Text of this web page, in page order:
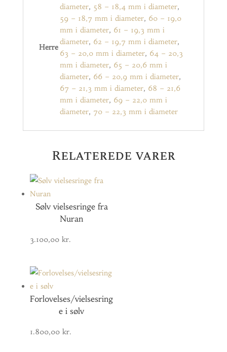
Herre
diameter, 58 – 18,4 mm i diameter,
59 – 18,7 mm i diameter, 60 – 19,0
mm i diameter, 61 – 19,3 mm i
diameter, 62 – 19,7 mm i diameter,
63 – 20,0 mm i diameter, 64 – 20,3
mm i diameter, 65 – 20,6 mm i
diameter, 66 – 20,9 mm i diameter,
67 – 21,3 mm i diameter, 68 – 21,6
mm i diameter, 69 – 22,0 mm i
diameter, 70 – 22,3 mm i diameter
Relaterede varer
Sølv vielsesringe fra
Nuran
3.100,00 kr.
Forlovelses/vielsesring
e i sølv
1.800,00 kr.